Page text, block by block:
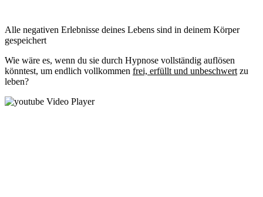
Alle negativen Erlebnisse deines Lebens sind in deinem Körper
gespeichert
Wie wäre es, wenn du sie durch Hypnose vollständig auflösen
könntest, um endlich vollkommen frei, erfüllt und unbeschwert zu
leben?